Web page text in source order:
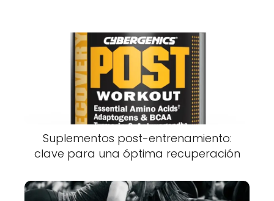
Suplementos post-entrenamiento:
clave para una óptima recuperación